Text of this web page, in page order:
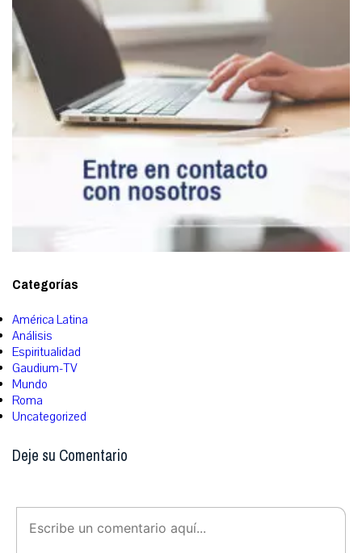
Categorías
América Latina
Análisis
Espiritualidad
Gaudium-TV
Mundo
Roma
Uncategorized
Deje su Comentario